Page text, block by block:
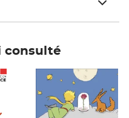
consulté
Prix 7,50€